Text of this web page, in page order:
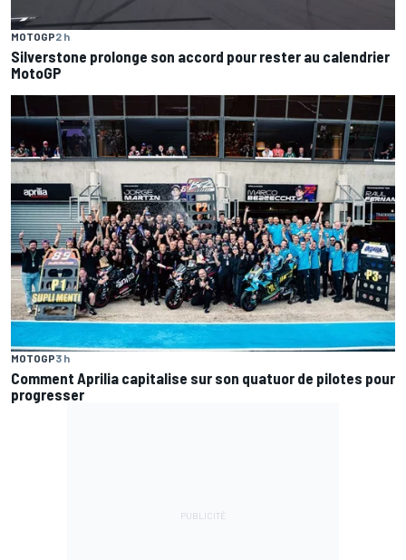
MOTOGP2 h
Silverstone prolonge son accord pour rester au calendrier
MotoGP
MOTOGP3 h
Comment Aprilia capitalise sur son quatuor de pilotes pour
progresser